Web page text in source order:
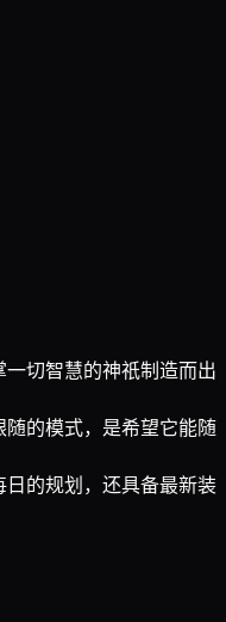
切智慧的神祇制造而出
的模式，是希望它能随
的规划，还具备最新装